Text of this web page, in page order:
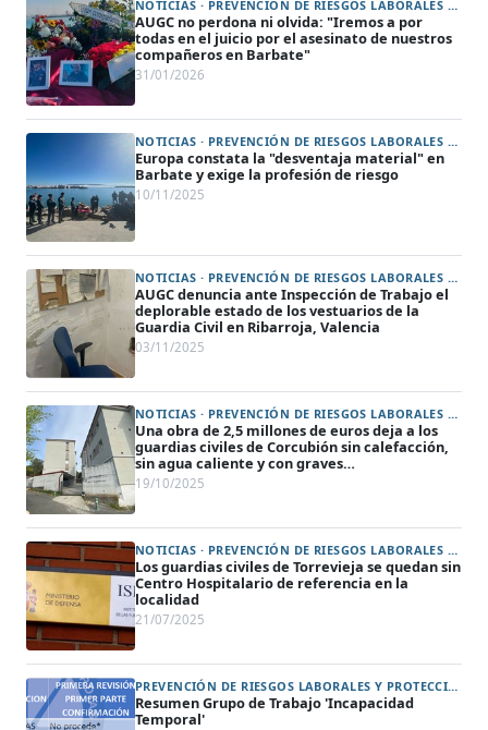
NOTICIAS · PREVENCIÓN DE RIESGOS LABORALES Y PROTECCIÓN DE LA SALUD (ART. 31)
AUGC no perdona ni olvida: "Iremos a por
todas en el juicio por el asesinato de nuestros
compañeros en Barbate"
31/01/2026
NOTICIAS · PREVENCIÓN DE RIESGOS LABORALES Y PROTECCIÓN DE LA SALUD (ART. 31) · SERVICIO MARÍTIMO
Europa constata la "desventaja material" en
Barbate y exige la profesión de riesgo
10/11/2025
NOTICIAS · PREVENCIÓN DE RIESGOS LABORALES Y PROTECCIÓN DE LA SALUD (ART. 31) · VALENCIA
AUGC denuncia ante Inspección de Trabajo el
deplorable estado de los vestuarios de la
Guardia Civil en Ribarroja, Valencia
03/11/2025
NOTICIAS · PREVENCIÓN DE RIESGOS LABORALES Y PROTECCIÓN DE LA SALUD (ART. 31) · A CORUÑA
Una obra de 2,5 millones de euros deja a los
guardias civiles de Corcubión sin calefacción,
sin agua caliente y con graves
deficiencias eléctricas
19/10/2025
NOTICIAS · PREVENCIÓN DE RIESGOS LABORALES Y PROTECCIÓN DE LA SALUD (ART. 31) · ALICANTE
Los guardias civiles de Torrevieja se quedan sin
Centro Hospitalario de referencia en la
localidad
21/07/2025
PREVENCIÓN DE RIESGOS LABORALES Y PROTECCIÓN DE LA SALUD (ART. 31)
Resumen Grupo de Trabajo 'Incapacidad
Temporal'